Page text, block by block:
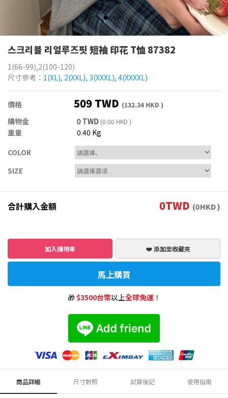
스크리블 리얼루즈핏 短袖 印花 T恤 87382
1(66-99),2(100-120)
尺寸參考： 1(XL), 2(XXL), 3(XXXL), 4(XXXXL)
價格 509 TWD (132.34 HKD )
購物金 0 TWD (0.00 HKD )
重量
0.40 Kg
COLOR
SIZE
合計購入金額 0TWD (0HKD )
加入購物車 ❤️ 添加至收藏夾
馬上購買
🎁$3500台幣以上全球免運！
商品詳細 尺寸對照 試穿後記 使用指南